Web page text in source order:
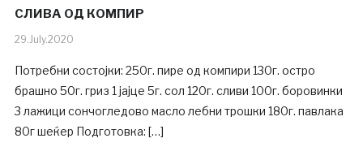
СЛИВА ОД КОМПИР
29.July.2020
Потребни состојки: 250г. пире од компири 130г. остро
брашно 50г. гриз 1 јајце 5г. сол 120г. сливи 100г. боровинки
3 лажици сончогледово масло лебни трошки 180г. павлака
80г шеќер Подготовка: […]